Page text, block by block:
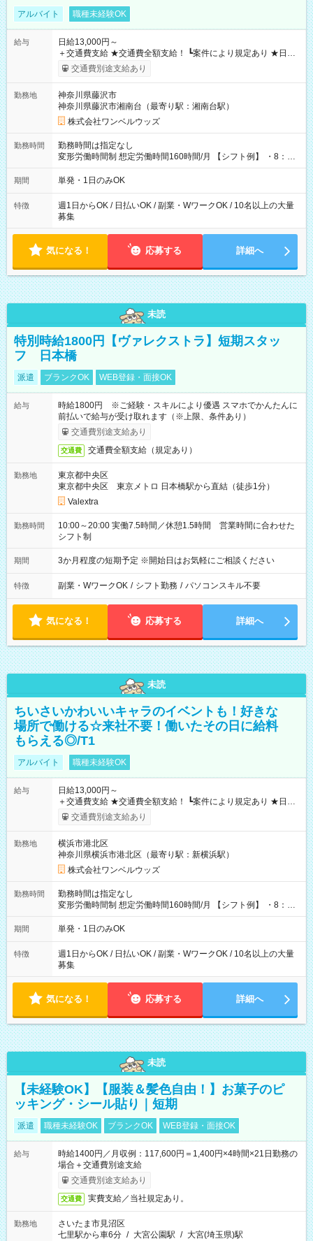
アルバイト 職種未経験OK
給与
日給13,000円～
＋交通費支給 ★交通費全額支給！ ┗案件により規定あり ★日払
いOK！（規定あり） ┗働いたその日に現金GET♪ お仕事後はコ
ンビニATMから 日払い分を引き落とせます！ 【試用期間】試
交通費別途支給あり
勤務地
神奈川県藤沢市
神奈川県藤沢市湘南台（最寄り駅：湘南台駅）
株式会社ワンベルウッズ
勤務時間
勤務時間は指定なし
変形労働時間制 想定労働時間160時間/月 【シフト例】 ・8：00
～21：00
期間 単発・1日のみOK
特徴
週1日からOK / 日払いOK / 副業・WワークOK / 10名以上の大量
募集
気になる！ 応募する 詳細へ
未読
特別時給1800円【ヴァレクストラ】短期スタッ
フ 日本橋
派遣 ブランクOK WEB登録・面接OK
給与
時給1800円 ※ご経験・スキルにより優遇 スマホでかんたんに
前払いで給与が受け取れます（※上限、条件あり）
交通費別途支給あり
交通費 交通費全額支給（規定あり）
勤務地
東京都中央区
東京都中央区 東京メトロ 日本橋駅から直結（徒歩1分）
Valextra
勤務時間
10:00～20:00 実働7.5時間／休憩1.5時間 営業時間に合わせた
シフト制
期間 3か月程度の短期予定 ※開始日はお気軽にご相談ください
特徴 副業・WワークOK / シフト勤務 / パソコンスキル不要
気になる！ 応募する 詳細へ
未読
ちいさいかわいいキャラのイベントも！好きな
場所で働ける☆来社不要！働いたその日に給料
もらえる◎/T1
アルバイト 職種未経験OK
給与
日給13,000円～
＋交通費支給 ★交通費全額支給！ ┗案件により規定あり ★日払
いOK！（規定あり） ┗働いたその日に現金GET♪ お仕事後はコ
ンビニATMから 日払い分を引き落とせます！ 【試用期間】試
交通費別途支給あり
勤務地
横浜市港北区
神奈川県横浜市港北区（最寄り駅：新横浜駅）
株式会社ワンベルウッズ
勤務時間
勤務時間は指定なし
変形労働時間制 想定労働時間160時間/月 【シフト例】 ・8：00
～21：00
期間 単発・1日のみOK
特徴
週1日からOK / 日払いOK / 副業・WワークOK / 10名以上の大量
募集
気になる！ 応募する 詳細へ
未読
【未経験OK】【服装＆髪色自由！】お菓子のピ
ッキング・シール貼り｜短期
派遣 職種未経験OK ブランクOK WEB登録・面接OK
給与
時給1400円／月収例：117,600円＝1,400円×4時間×21日勤務の
場合＋交通費別途支給
交通費別途支給あり
交通費 実費支給／当社規定あり。
勤務地
さいたま市見沼区
七里駅から車6分 / 大宮公園駅 / 大宮(埼玉県)駅